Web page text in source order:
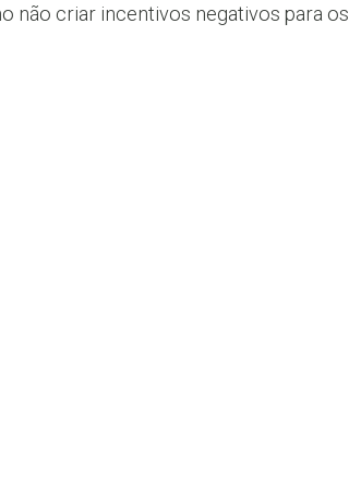
não criar incentivos negativos para os